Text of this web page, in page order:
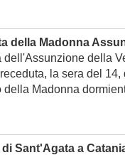
della Madonna
dell'Assunzione della
la sera del
della Madonna
di Sant'Agata a